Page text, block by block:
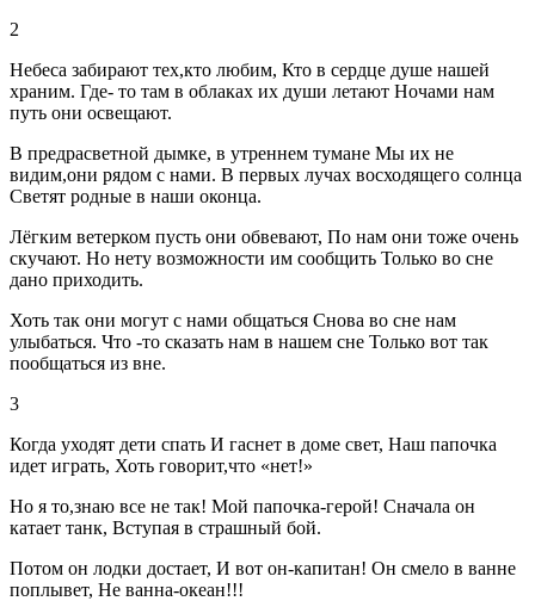
2
Небеса забирают тех,кто любим, Кто в сердце душе нашей
храним. Где- то там в облаках их души летают Ночами нам
путь они освещают.
В предрасветной дымке, в утреннем тумане Мы их не
видим,они рядом с нами. В первых лучах восходящего солнца
Светят родные в наши оконца.
Лёгким ветерком пусть они обвевают, По нам они тоже очень
скучают. Но нету возможности им сообщить Только во сне
дано приходить.
Хоть так они могут с нами общаться Снова во сне нам
улыбаться. Что -то сказать нам в нашем сне Только вот так
пообщаться из вне.
3
Когда уходят дети спать И гаснет в доме свет, Наш папочка
идет играть, Хоть говорит,что «нет!»
Но я то,знаю все не так! Мой папочка-герой! Сначала он
катает танк, Вступая в страшный бой.
Потом он лодки достает, И вот он-капитан! Он смело в ванне
поплывет, Не ванна-океан!!!